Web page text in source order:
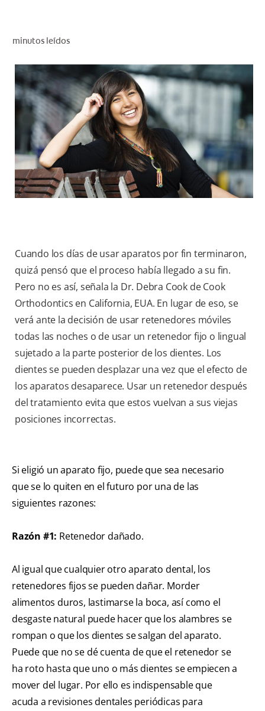
PROMOCIONES
SUSCRÍBASE
minutos leídos
Cuando los días de usar aparatos por fin terminaron,
quizá pensó que el proceso había llegado a su fin.
Pero no es así, señala la Dr. Debra Cook de Cook
Orthodontics en California, EUA. En lugar de eso, se
verá ante la decisión de usar retenedores móviles
todas las noches o de usar un retenedor fijo o lingual
sujetado a la parte posterior de los dientes. Los
dientes se pueden desplazar una vez que el efecto de
los aparatos desaparece. Usar un retenedor después
del tratamiento evita que estos vuelvan a sus viejas
posiciones incorrectas.
Si eligió un aparato fijo, puede que sea necesario
que se lo quiten en el futuro por una de las
siguientes razones:
Razón #1: Retenedor dañado.
Al igual que cualquier otro aparato dental, los
retenedores fijos se pueden dañar. Morder
alimentos duros, lastimarse la boca, así como el
desgaste natural puede hacer que los alambres se
rompan o que los dientes se salgan del aparato.
Puede que no se dé cuenta de que el retenedor se
ha roto hasta que uno o más dientes se empiecen a
mover del lugar. Por ello es indispensable que
acuda a revisiones dentales periódicas para